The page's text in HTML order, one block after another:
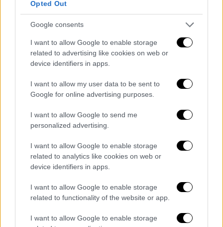
Opted Out
Google consents
I want to allow Google to enable storage
related to advertising like cookies on web or
device identifiers in apps.
I want to allow my user data to be sent to
Google for online advertising purposes.
I want to allow Google to send me
personalized advertising.
I want to allow Google to enable storage
related to analytics like cookies on web or
device identifiers in apps.
I want to allow Google to enable storage
related to functionality of the website or app.
I want to allow Google to enable storage
«Χρυσή» η φανταστική Τζένγκο! Η
19χρονη ακοντίστρια αναδείχθηκε
πρωταθλήτρια Ευρώπης - Συγκινημένη
στην απονομή
κατέκτησε την Ευρώπη και έφερε στην